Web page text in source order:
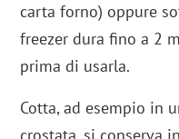
carta forno) oppure
freezer dura fino a 2
prima di usarla.
Cotta, ad esempio in